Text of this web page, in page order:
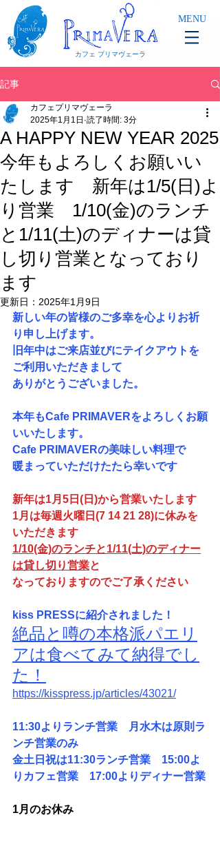
カフェ プリマヴェーラ
MENU
記事
A HAPPY NEW YEAR 2025
今年もよろしくお願いい
たします 新年は1/5(日)よ
り営業 1/10(金)のランチ
と1/11(土)のディナーは貸
し切り営業となっており
ます
カフェプリマヴェーラ
2025年1月1日 読了時間: 3分
更新日： 2025年1月9日
新しい年の皆様のご多幸を心よりお祈
り申し上げます。
旧年中はご来店並びにテイクアウトを
ご利用いただきまして
ありがとうございました。
本年もCafe PRIMAVERをよろしくお願
いいたします。
Cafe PRIMAVERの美味しい料理で
暖まっていただけたたら幸いです
新年は1月5日(日)から営業いたします
1月は毎週火曜日(7 14 21 28)に休みを
いただきます
1/10(金)のランチと1/11(土)のディナー
は貸し切り営業と
なっておりますのでご了承ください
kiss PRESSに紹介されました！
絶品と噂の本格派パエリ
アは食べてみて納得でし
た！
https://kisspress.jp/articles/43021/
11:30よりランチ営業　月水木は原則ラ
ンチ営業のみ
金土日祝は11:30ランチ営業　15:00よ
りカフェ営業　17:00よりディナー営業
1月のお休み